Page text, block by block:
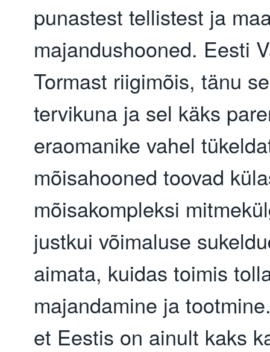
punastest tellistest ja
majandushooned. Eesti
Tormast riigimõis, tänu
tervikuna ja sel käks
eraomanike vahel
mõisahooned toovad
mõisakompleksi
justkui võimaluse
aimata, kuidas toimis
majandamine ja
et Eestis on ainult kaks